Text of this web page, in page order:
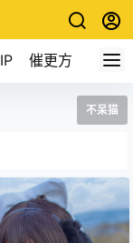
催更方式
不呆猫